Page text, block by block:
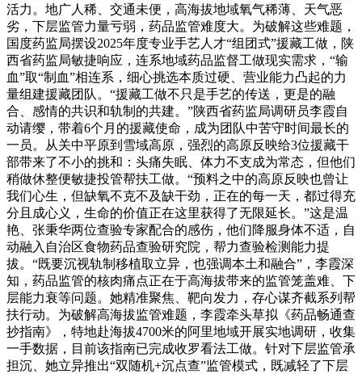
活力。地广人稀、交通未便，高海拔地域氧气稀薄、天气恶
劣，下层监管力量亏弱，药品监管难度大。为破解这些难题，
国度药监局摆设2025年度专业手艺人才“组团式”援藏工做，陕
西省药监局敏捷响应，连系地域药品监督工做现实需求，“输
血”取“制血”相连系，细心挑选本质过硬、营业能力凸起的力
量组建援藏团队。“援藏工做不只是手艺的传送，更是的融
合、感情的共识和轨制的共建。”陕西省药监局调研员李霞自
动请缨，带着6个月的援藏使命，成为团队中苦守时间最长的
一员。从关中平原到雪域高原，强烈的高原反映给3位援藏干
部带来了不小的挑和：头痛失眠、体力不支成为常态，但他们
稍做休整便敏捷投管帮扶工做。“预料之中的高原反映也曾让
我们心生，但缺氧不克不及缺干劲，正在的每一天，都过得充
分且成心义，生命的价值正在这里获得了无限延长。”这是温
艳、张秉华两位查验专家配合的感伤，他们降服身体不适，自
动融入自治区食物药品查验研究院，帮力查验检测能力提
拔。“既要沉视轨制移植取立异，也强调本土和融合”，李霞深
知，药品监管的核肉痛点正在于高海拔带来的监管笼盖难、下
层能力衰等问题。她精准聚焦、靶向发力，存心谋齐截系列帮
扶行动。为破解高海拔监管难题，李霞牵头草拟《药品畅通查
抄指南》，特地赴海拔4700米的阿里地域开展实地调研，收集
一手数据，目前该指南已完成收罗看法工做。针对下层监管承
担沉、她立异推出“双随机+沉点查”监管模式，既减轻了下层